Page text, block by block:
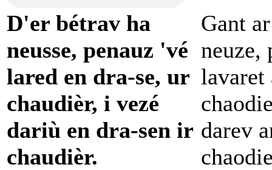
D'er bétrav ha
neusse, penauz 'vé
lared en dra-se, ur
chaudièr, i vezé
dariù en dra-sen ir
chaudièr.
Gant
neuze,
lavaret
darev